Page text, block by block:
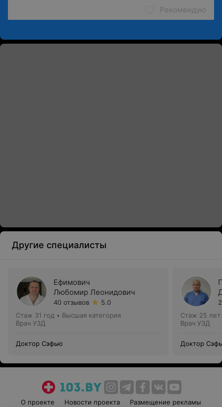
Рекомендую
Другие специалисты
Ефимович
Любомир Леонидович
40 отзывов
5.0
Стаж 31 год • Высшая категория
Врач УЗД
Доктор Сэфью
Стаж 25 лет
Врач УЗД
Доктор
О проекте Новости проекта Размещение рекламы